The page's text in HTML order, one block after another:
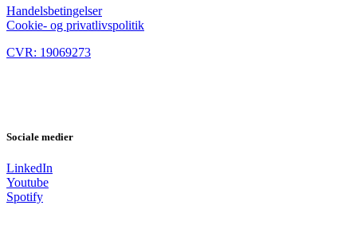
Handelsbetingelser
Cookie- og privatlivspolitik
CVR: 19069273
Sociale medier
LinkedIn
Youtube
Spotify